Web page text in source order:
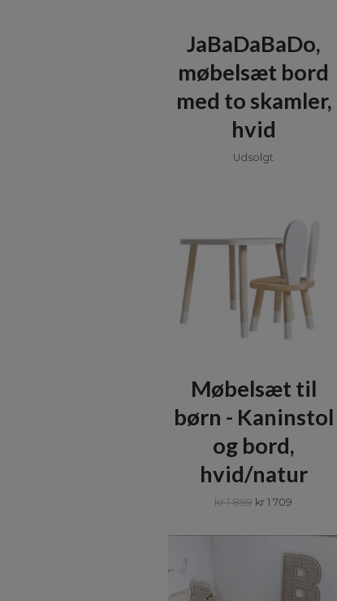
JaBaDaBaDo,
møbelsæt bord
med to skamler,
hvid
Udsolgt
Møbelsæt til
børn - Kaninstol
og bord,
hvid/natur
kr 1 899 kr 1 709